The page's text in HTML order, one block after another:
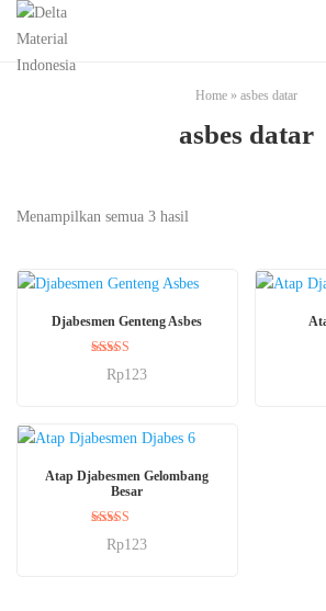
Home» asbes datar
asbes datar
Menampilkan semua 3 hasil
Djabesmen Genteng Asbes
Dinilai
5.00
Rp123
Atap Djabesmen Gelombang
Besar
Dinilai
5.00
Rp123